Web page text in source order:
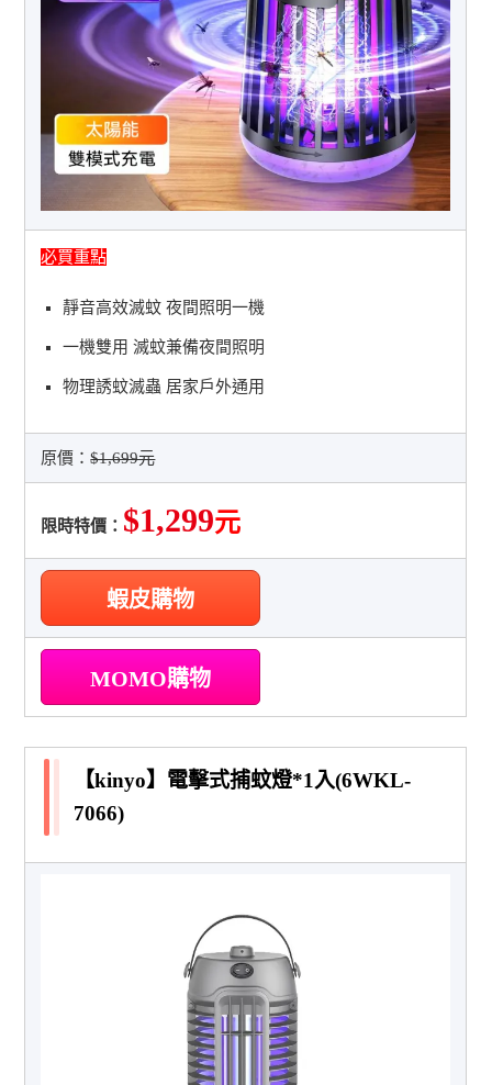
必買重點
靜音高效滅蚊 夜間照明一機
一機雙用 滅蚊兼備夜間照明
物理誘蚊滅蟲 居家戶外通用
原價：$1,699元
限時特價： $1,299元
蝦皮購物
MOMO購物
【kinyo】電擊式捕蚊燈*1入(6WKL-
7066)